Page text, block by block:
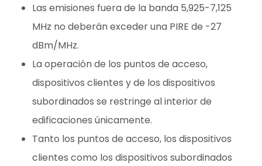
Las emisiones fuera de la banda 5,925-7,125
MHz no deberán exceder una PIRE de -27
dBm/MHz.
La operación de los puntos de acceso,
dispositivos clientes y de los dispositivos
subordinados se restringe al interior de
edificaciones únicamente.
Tanto los puntos de acceso, los dispositivos
clientes como los dispositivos subordinados